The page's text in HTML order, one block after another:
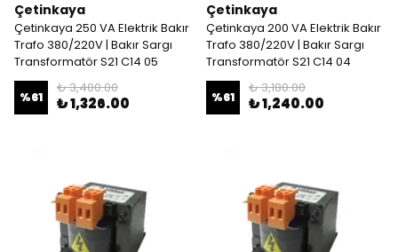
Çetinkaya
Çetinkaya 250 VA Elektrik Bakır
Trafo 380/220V | Bakır Sargı
Transformatör S21 C14 05
%61
₺ 3,400.00
₺ 1,326.00
Çetinkaya
Çetinkaya 200 VA Elektrik Bakır
Trafo 380/220V | Bakır Sargı
Transformatör S21 C14 04
%61
₺ 3,180.00
₺ 1,240.00